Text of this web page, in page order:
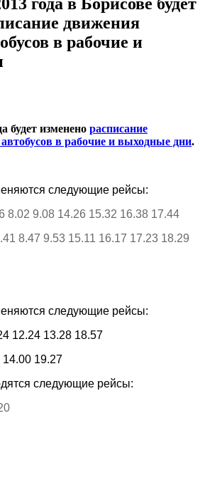
движения
в рабочие и
будет изменено расписание
в рабочие и выходные дни.
следующие рейсы:
8.02 9.08 14.26 15.32 16.38 17.44
8.47 9.53 15.11 16.17 17.23 18.29
следующие рейсы:
12.24 13.28 18.57
14.00 19.27
следующие рейсы: